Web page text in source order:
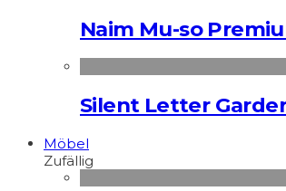
Naim Mu-so
Silent Letter
Möbel
Zufällig